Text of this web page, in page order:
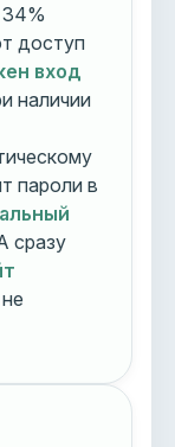
34%
доступ
вход
наличии
пароли в
сразу